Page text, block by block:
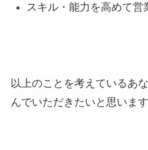
スキル・能力を高めて営
以上のことを考えているあ
んでいただきたいと思います